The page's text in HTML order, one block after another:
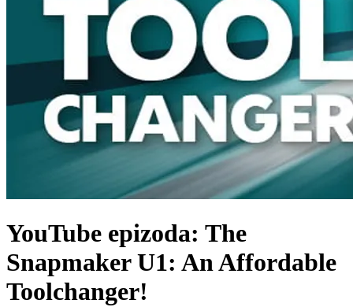
YouTube epizoda: The
Snapmaker U1: An Affordable
Toolchanger!